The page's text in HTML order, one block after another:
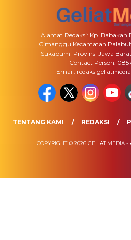
Alamat Redaksi: Kp. Babakan
Cimanggu Kecamatan
Sukabumi Provinsi Jawa
Contact Person:
Email:
TENTANG KAMI REDAKSI
COPYRIGHT © 2026 GELIAT MEDIA -